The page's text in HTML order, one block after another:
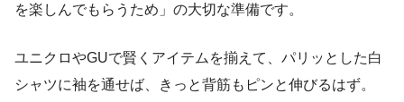
を楽しんでもらうため」の大切な準備です。
ユニクロやGUで賢くアイテムを揃えて、パリッとした白
シャツに袖を通せば、きっと背筋もピンと伸びるはず。